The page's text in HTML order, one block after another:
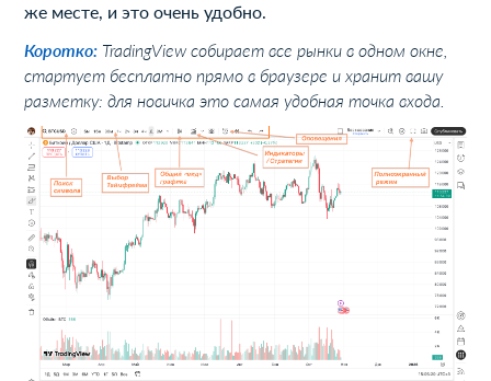
же месте, и это очень удобно.
Коротко: TradingView собирает все рынки в одном окне,
стартует бесплатно прямо в браузере и хранит вашу
разметку: для новичка это самая удобная точка входа.